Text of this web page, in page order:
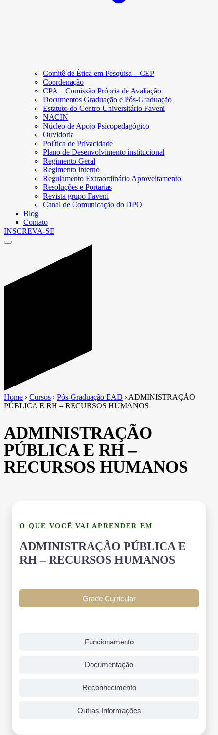
Comitê de Ética em Pesquisa – CEP
Coordenação
CPA – Comissão Própria de Avaliação
Documentos Graduação e Pós-Graduação
Estatuto do Centro Universitário Faveni
NACIN
Núcleo de Apoio Psicopedagógico
Ouvidoria
Política de Privacidade
Plano de Desenvolvimento institucional
Regimento Geral
Regimento interno
Regulamento Extraordinário Aproveitamento
Resoluções e Portarias
Revista grupo Faveni
Canal de Comunicação do DPO
Blog
Contato
INSCREVA-SE
Home › Cursos › Pós-Graduação EAD › ADMINISTRAÇÃO
PÚBLICA E RH – RECURSOS HUMANOS
ADMINISTRAÇÃO
PÚBLICA E RH –
RECURSOS HUMANOS
O QUE VOCÊ VAI APRENDER EM
ADMINISTRAÇÃO PÚBLICA E
RH – RECURSOS HUMANOS
Grade Curricular
Funcionamento
Documentação
Reconhecimento
Outras Informações